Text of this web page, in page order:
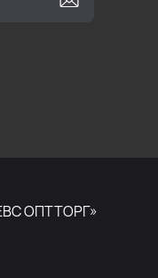
ОПТТОРГ»